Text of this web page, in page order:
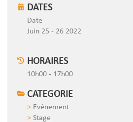
DATES
Date
Juin 25 - 26 2022
HORAIRES
10h00 - 17h00
CATEGORIE
Evénement
Stage